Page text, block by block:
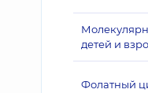
детей и
Фолатный